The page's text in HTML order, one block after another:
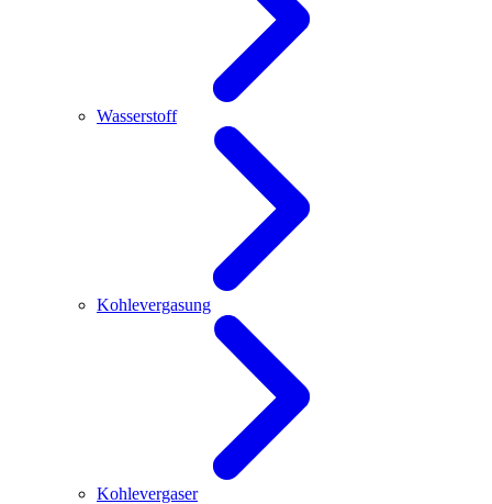
Wasserstoff
Kohlevergasung
Kohlevergaser